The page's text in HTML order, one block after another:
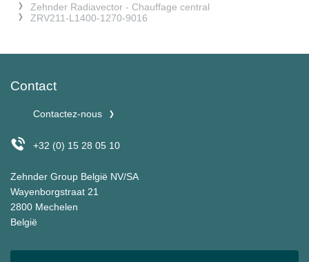
Zehnder Radiavector - Chauffage central
ZRV211-L1400-1270-9016
Contact
Contactez-nous
+32 (0) 15 28 05 10
Zehnder Group België NV/SA
Wayenborgstraat 21
2800 Mechelen
België